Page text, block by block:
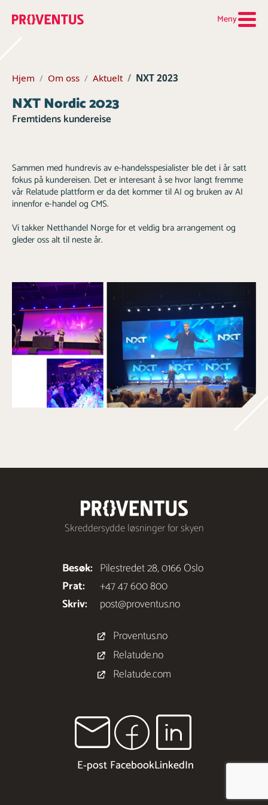
Meny
Hjem Om oss Aktuelt NXT 2023
NXT Nordic 2023
Fremtidens kundereise
Sammen med hundrevis av e-handelsspesialister ble det i år satt
fokus på kundereisen. Det er interesant å se hvor langt fremme
vår Relatude plattform er da det kommer til AI og bruken av AI
innenfor e-handel og CMS.
Vi takker Netthandel Norge for et veldig bra arrangement og
gleder oss alt til neste år.
Skreddersydde løsninger for skyen
Besøk: Pilestredet 28, 0166 Oslo
Prat:
+47 47 600 800
Skriv:
post@proventus.no
E‑post FacebookLinkedIn
Proventus.no
Relatude.no
Relatude.com